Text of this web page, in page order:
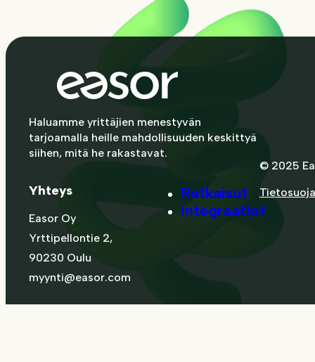
Haluamme yrittäjien menestyvän
tarjoamalla heille mahdollisuuden keskittyä
siihen, mitä he rakastavat.
Yhteys
Easor Oy
Yrttipellontie 2,
90230 Oulu
myynti@easor.com
Ratkaisut
Integraatiot
© 2025